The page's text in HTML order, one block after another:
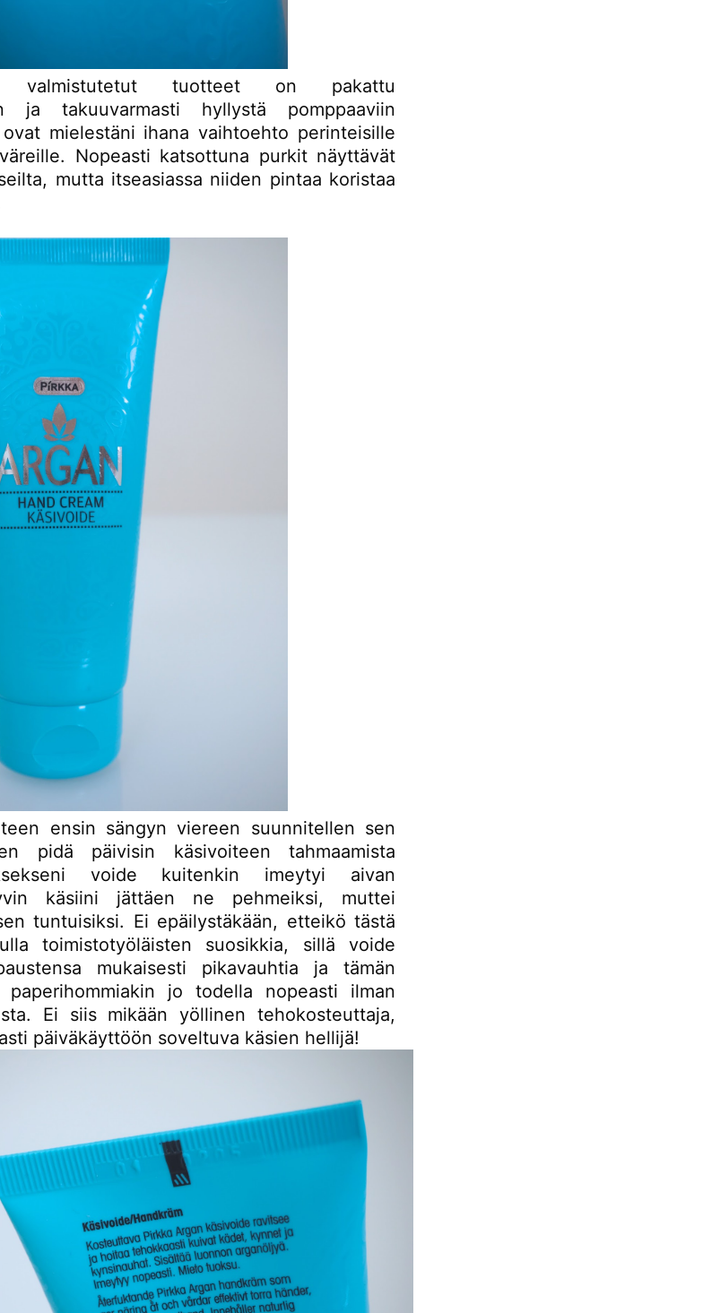
valmistutetut tuotteet on pakattu
ja takuuvarmasti hyllystä pomppaaviin
mielestäni ihana vaihtoehto perinteisille
Nopeasti katsottuna purkit näyttävät
mutta itseasiassa niiden pintaa koristaa
ensin sängyn viereen suunnitellen sen
pidä päivisin käsivoiteen tahmaamista
voide kuitenkin imeytyi aivan
käsiini jättäen ne pehmeiksi, muttei
tuntuisiksi. Ei epäilystäkään, etteikö tästä
toimistotyöläisten suosikkia, sillä voide
mukaisesti pikavauhtia ja tämän
jo todella nopeasti ilman
Ei siis mikään yöllinen tehokosteuttaja,
päiväkäyttöön soveltuva käsien hellijä!